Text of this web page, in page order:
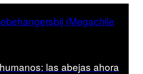
las abejas ahora